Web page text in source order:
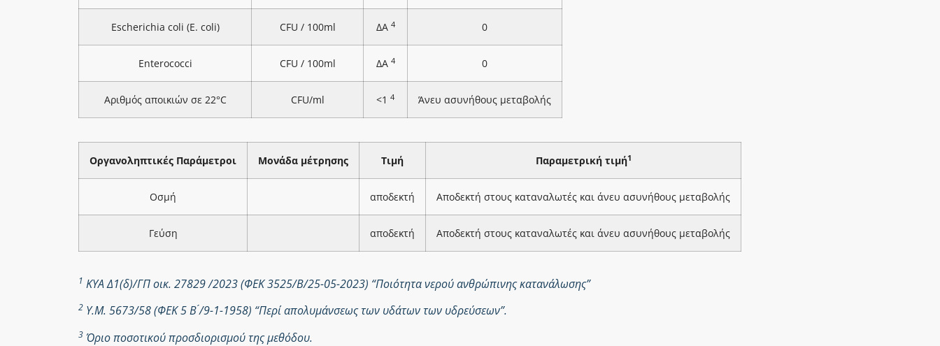
Escherichia coli (E. coli) CFU / 100ml ΔΑ 4 0
Enterococci CFU / 100ml ΔΑ 4 0
Αριθμός αποικιών σε 22°C CFU/ml <1 4 Άνευ ασυνήθους μεταβολής
Οργανοληπτικές Παράμετροι Μονάδα μέτρησης Τιμή Παραμετρική τιμή1
Οσμή αποδεκτή Αποδεκτή στους καταναλωτές και άνευ ασυνήθους μεταβολής
Γεύση αποδεκτή Αποδεκτή στους καταναλωτές και άνευ ασυνήθους μεταβολής
1 ΚΥΑ Δ1(δ)/ΓΠ οικ. 27829 /2023 (ΦΕΚ 3525/Β/25-05-2023) “Ποιότητα νερού ανθρώπινης κατανάλωσης”
2 Υ.Μ. 5673/58 (ΦΕΚ 5 Β ́/9-1-1958) “Περί απολυμάνσεως των υδάτων των υδρεύσεων”.
3 Όριο ποσοτικού προσδιορισμού της μεθόδου.